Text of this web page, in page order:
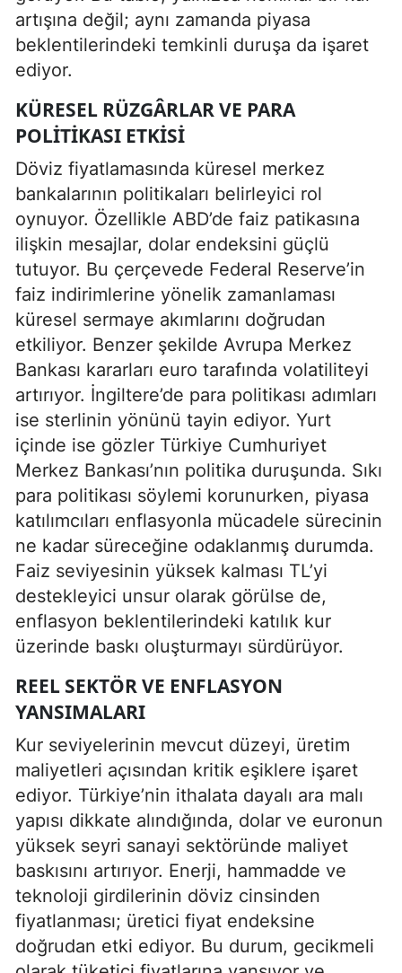
artışına değil; aynı zamanda piyasa
beklentilerindeki temkinli duruşa da işaret
ediyor.
KÜRESEL RÜZGÂRLAR VE PARA
POLITIKASI ETKISI
Döviz fiyatlamasında küresel merkez
bankalarının politikaları belirleyici rol
oynuyor. Özellikle ABD’de faiz patikasına
ilişkin mesajlar, dolar endeksini güçlü
tutuyor. Bu çerçevede Federal Reserve’in
faiz indirimlerine yönelik zamanlaması
küresel sermaye akımlarını doğrudan
etkiliyor. Benzer şekilde Avrupa Merkez
Bankası kararları euro tarafında volatiliteyi
artırıyor. İngiltere’de para politikası adımları
ise sterlinin yönünü tayin ediyor. Yurt
içinde ise gözler Türkiye Cumhuriyet
Merkez Bankası’nın politika duruşunda. Sıkı
para politikası söylemi korunurken, piyasa
katılımcıları enflasyonla mücadele sürecinin
ne kadar süreceğine odaklanmış durumda.
Faiz seviyesinin yüksek kalması TL’yi
destekleyici unsur olarak görülse de,
enflasyon beklentilerindeki katılık kur
üzerinde baskı oluşturmayı sürdürüyor.
REEL SEKTÖR VE ENFLASYON
YANSIMALARI
Kur seviyelerinin mevcut düzeyi, üretim
maliyetleri açısından kritik eşiklere işaret
ediyor. Türkiye’nin ithalata dayalı ara malı
yapısı dikkate alındığında, dolar ve euronun
yüksek seyri sanayi sektöründe maliyet
baskısını artırıyor. Enerji, hammadde ve
teknoloji girdilerinin döviz cinsinden
fiyatlanması; üretici fiyat endeksine
doğrudan etki ediyor. Bu durum, gecikmeli